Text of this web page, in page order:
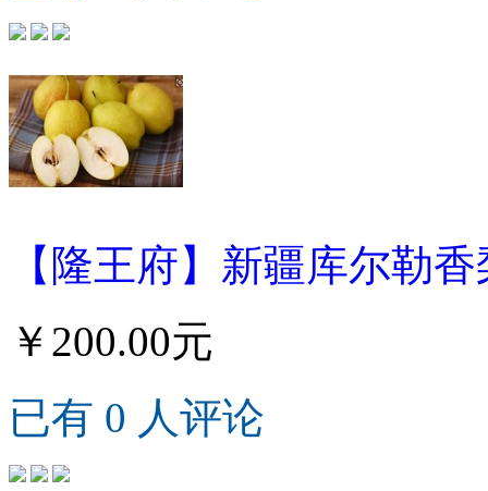
【隆王府】新疆库尔勒
￥200.00元
已有 0 人评论